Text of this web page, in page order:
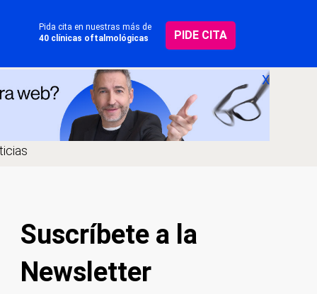
Pida cita en nuestras más de
40 clínicas oftalmológicas
PIDE CITA
X
Suscríbete a la
Newsletter